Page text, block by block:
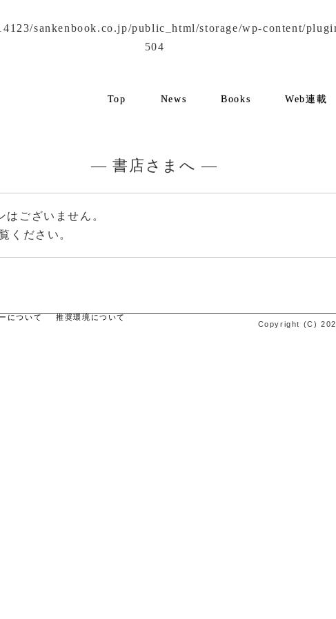
sankenbook.co.jp/public_html/storage/wp-content/
504
Top News Books Web連載
— 書店さまへ —
ございません。
ください。
について
推奨環境について
Copyright (C)